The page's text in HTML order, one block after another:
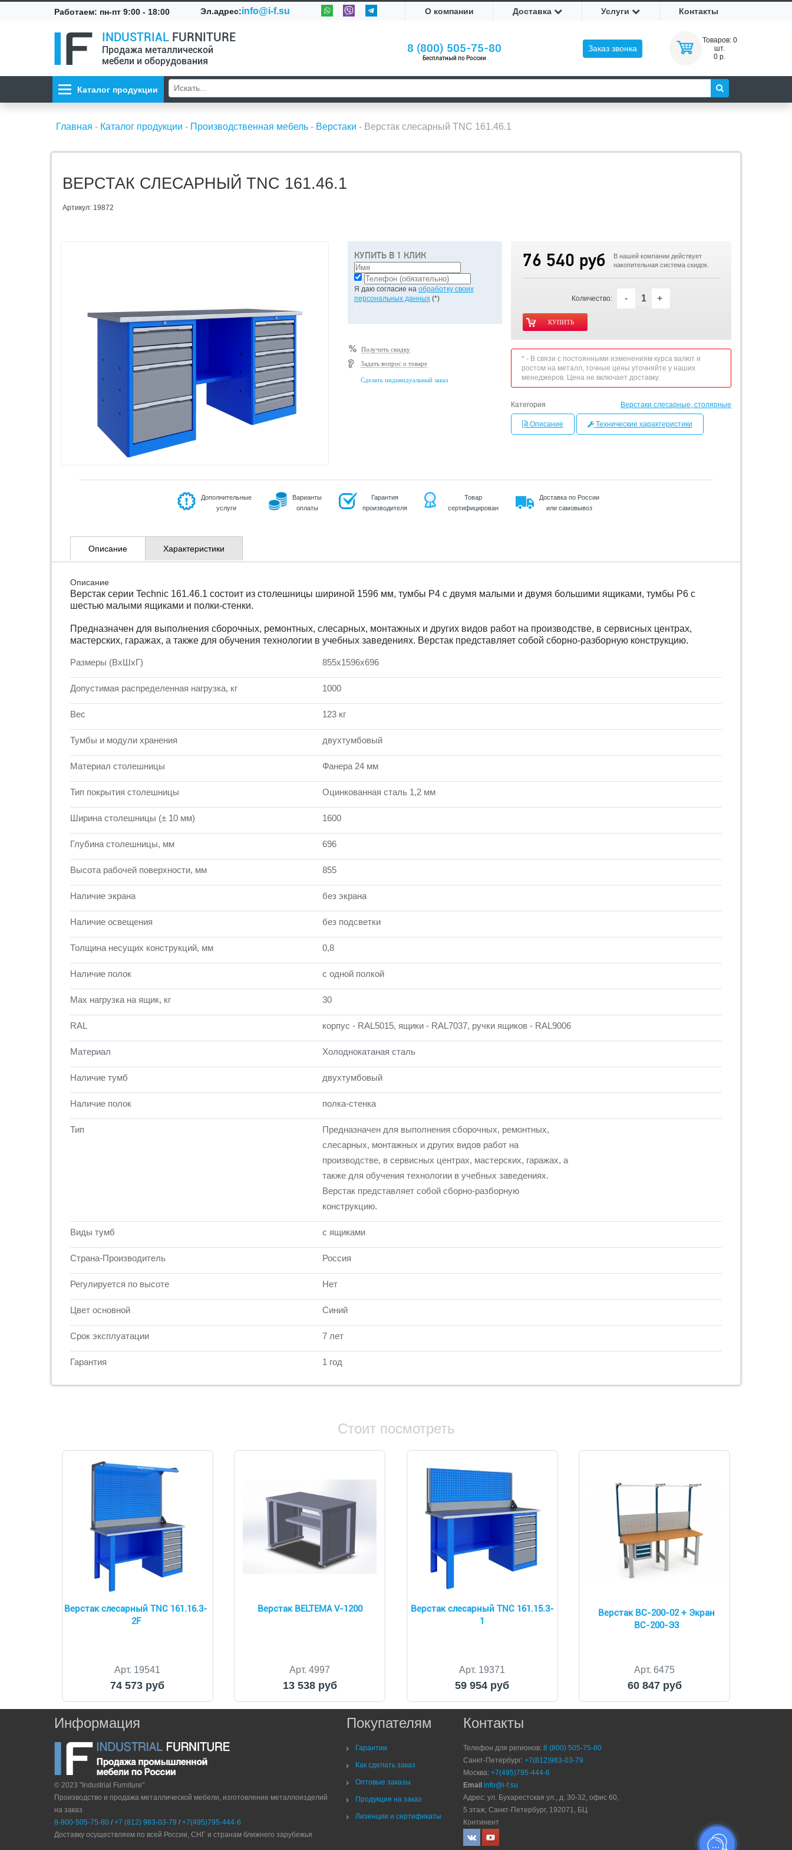
Работаем: пн-пт 9:00 - 18:00 Эл.адрес:info@i-f.su О компании Доставка Услуги Контакты
INDUSTRIAL FURNITURE
Продажа металлической
мебели и оборудования
8 (800) 505-75-80
Бесплатный по России
Заказ звонка
Товаров: 0
шт.
0 р.
Каталог продукции
Главная - Каталог продукции - Производственная мебель - Верстаки - Верстак слесарный TNC 161.46.1
ВЕРСТАК СЛЕСАРНЫЙ TNC 161.46.1
Артикул: 19872
КУПИТЬ В 1 КЛИК
Я даю согласие на обработку своих
персональных данных(*)
Получить скидку
Задать вопрос о товаре
Сделать индивидуальный заказ
76 540 руб
В нашей компании действует
накопительная система скидок.
Количество: - +
* - В связи с постоянными изменениям курса валют и
ростом на металл, точные цены уточняйте у наших
менеджеров. Цена не включает доставку.
Категория Верстаки слесарные, столярные
Описание Технические характеристики
Дополнительные
услуги
Варианты
оплаты
Гарантия
производителя
Товар
сертифицирован
Доставка по России
или самовывоз
Описание Характеристики
Описание
Верстак серии Technic 161.46.1 состоит из столешницы шириной 1596 мм, тумбы P4 с двумя малыми и двумя большими ящиками, тумбы P6 с
шестью малыми ящиками и полки-стенки.
Предназначен для выполнения сборочных, ремонтных, слесарных, монтажных и других видов работ на производстве, в сервисных центрах,
мастерских, гаражах, а также для обучения технологии в учебных заведениях. Верстак представляет собой сборно-разборную конструкцию.
Размеры (ВхШхГ) 855x1596x696
Допустимая распределенная нагрузка, кг 1000
Вес 123 кг
Тумбы и модули хранения двухтумбовый
Материал столешницы Фанера 24 мм
Тип покрытия столешницы Оцинкованная сталь 1,2 мм
Ширина столешницы (± 10 мм) 1600
Глубина столешницы, мм 696
Высота рабочей поверхности, мм 855
Наличие экрана без экрана
Наличие освещения без подсветки
Толщина несущих конструкций, мм 0,8
Наличие полок с одной полкой
Max нагрузка на ящик, кг 30
RAL корпус - RAL5015, ящики - RAL7037, ручки ящиков - RAL9006
Материал Холоднокатаная сталь
Наличие тумб двухтумбовый
Наличие полок полка-стенка
Тип
Предназначен для выполнения сборочных, ремонтных,
слесарных, монтажных и других видов работ на
производстве, в сервисных центрах, мастерских, гаражах, а
также для обучения технологии в учебных заведениях.
Верстак представляет собой сборно-разборную
конструкцию.
Виды тумб с ящиками
Страна-Производитель Россия
Регулируется по высоте Нет
Цвет основной Синий
Срок эксплуатации 7 лет
Гарантия 1 год
Стоит посмотреть
Верстак слесарный TNC 161.16.3-
2F
Арт. 19541
74 573 руб
Верстак BELTEMA V-1200
Арт. 4997
13 538 руб
Верстак слесарный TNC 161.15.3-
1
Арт. 19371
59 954 руб
Верстак ВС-200-02 + Экран
ВС-200-Э3
Арт. 6475
60 847 руб
Информация
© 2023 "Industrial Furniture"
Производство и продажа металлической мебели, изготовление металлоизделий
на заказ
8-800-505-75-80 / +7 (812) 983-03-79 / +7(495)795-444-6
Доставку осуществляем по всей России, СНГ и странам ближнего зарубежья
Покупателям
Гарантии
Как сделать заказ
Оптовые заказы
Продукция на заказ
Лизенции и сертификаты
Контакты
Телефон для регионов:8 (800) 505-75-80
Санкт-Петербург:+7(812)983-03-79
Москва:+7(495)795-444-6
Email info@i-f.su
Адрес: ул. Бухарестская ул., д. 30-32, офис 60,
5 этаж, Санкт-Петербург, 192071, БЦ
Континент